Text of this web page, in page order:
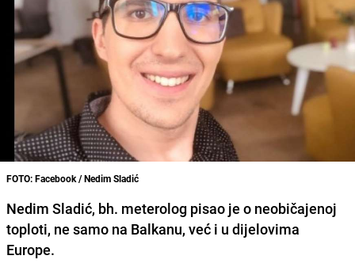
FOTO: Facebook / Nedim Sladić
Nedim Sladić, bh. meterolog pisao je o neobičajenoj
toploti, ne samo na Balkanu, već i u dijelovima
Europe.